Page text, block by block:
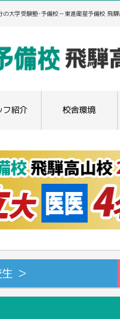
大学受験塾･予備校－東進衛星予備校 飛
フ紹介 校舎環境
＞